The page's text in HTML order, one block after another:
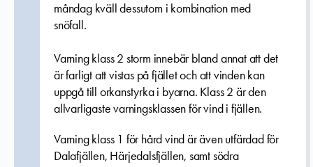
måndag kväll dessutom i kombination med
snöfall.
Varning klass 2 storm innebär bland annat att det
är farligt att vistas på fjället och att vinden kan
uppgå till orkanstyrka i byarna. Klass 2 är den
allvarligaste varningsklassen för vind i fjällen.
Varning klass 1 för hård vind är även utfärdad för
Dalafjällen, Härjedalsfjällen, samt södra